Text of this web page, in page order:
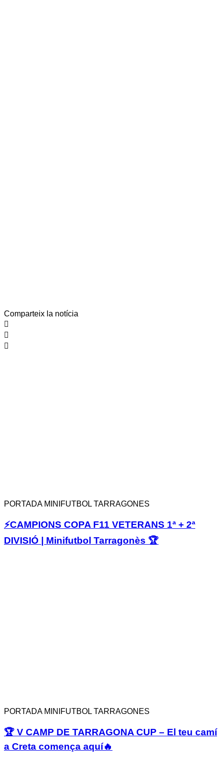
Comparteix la notícia
PORTADA MINIFUTBOL TARRAGONES
⚡️CAMPIONS COPA F11 VETERANS 1ª + 2ª
DIVISIÓ | Minifutbol Tarragonès 🏆
PORTADA MINIFUTBOL TARRAGONES
🏆 V CAMP DE TARRAGONA CUP – El teu camí
a Creta comença aquí🔥